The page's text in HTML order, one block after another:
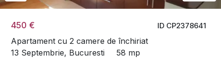
ID CP2378641
450 €
Apartament cu 2 camere de închiriat
13 Septembrie, Bucuresti
58 mp